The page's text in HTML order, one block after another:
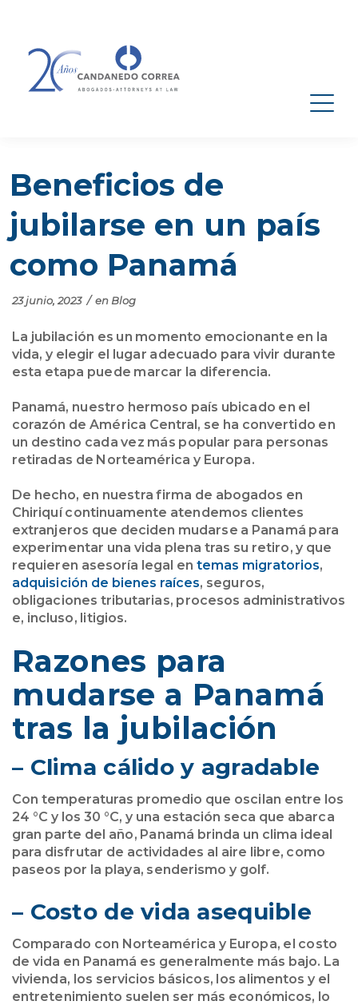
Beneficios de
jubilarse en un país
como Panamá
23 junio, 2023 /en Blog
La jubilación es un momento emocionante en la
vida, y elegir el lugar adecuado para vivir durante
esta etapa puede marcar la diferencia.
Panamá, nuestro hermoso país ubicado en el
corazón de América Central, se ha convertido en
un destino cada vez más popular para personas
retiradas de Norteamérica y Europa.
De hecho, en nuestra firma de abogados en
Chiriquí continuamente atendemos clientes
extranjeros que deciden mudarse a Panamá para
experimentar una vida plena tras su retiro, y que
requieren asesoría legal entemas migratorios,
adquisición de bienes raíces, seguros,
obligaciones tributarias, procesos administrativos
e, incluso, litigios.
Razones para
mudarse a Panamá
tras la jubilación
– Clima cálido y agradable
Con temperaturas promedio que oscilan entre los
24 °C y los 30 °C, y una estación seca que abarca
gran parte del año, Panamá brinda un clima ideal
para disfrutar de actividades al aire libre, como
paseos por la playa, senderismo y golf.
– Costo de vida asequible
Comparado con Norteamérica y Europa, el costo
de vida en Panamá es generalmente más bajo. La
vivienda, los servicios básicos, los alimentos y el
entretenimiento suelen ser más económicos, lo